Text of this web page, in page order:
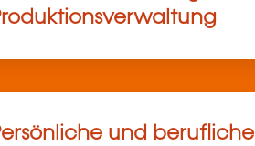
und berufliche